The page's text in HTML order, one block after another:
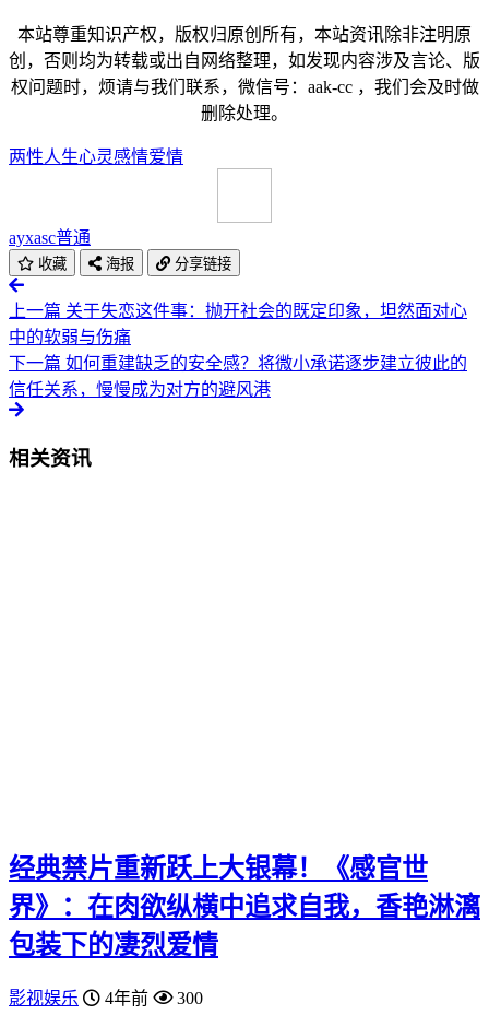
本站尊重知识产权，版权归原创所有，本站资讯除非注明原
创，否则均为转载或出自网络整理，如发现内容涉及言论、版
权问题时，烦请与我们联系，微信号：aak-cc ，我们会及时做
删除处理。
两性人生心灵感情爱情
ayxasc普通
收藏 海报 分享链接
上一篇 关于失恋这件事：抛开社会的既定印象，坦然面对心
中的软弱与伤痛
下一篇 如何重建缺乏的安全感？将微小承诺逐步建立彼此的
信任关系，慢慢成为对方的避风港
相关资讯
经典禁片重新跃上大银幕！《感官世
界》：在肉欲纵横中追求自我，香艳淋漓
包装下的凄烈爱情
影视娱乐 4年前 300